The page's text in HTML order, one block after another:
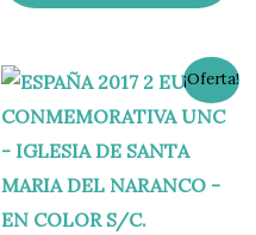
¡Oferta!
El
precio
original
era:
15,00 €.
El
precio
actual
es:
12,95 €.